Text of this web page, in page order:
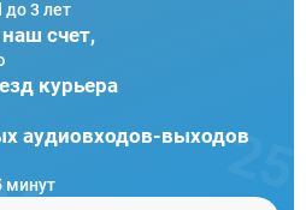
до 3 лет
счет,
курьера
аудиовходов-выходов
минут